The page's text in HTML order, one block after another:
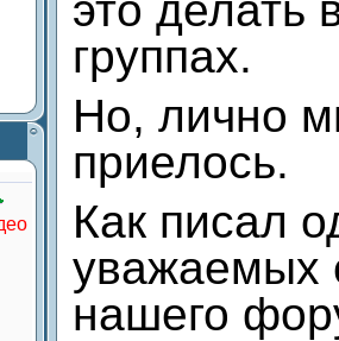
группах.
Но, лично
приелось.
Как писал
уважаемых
нашего